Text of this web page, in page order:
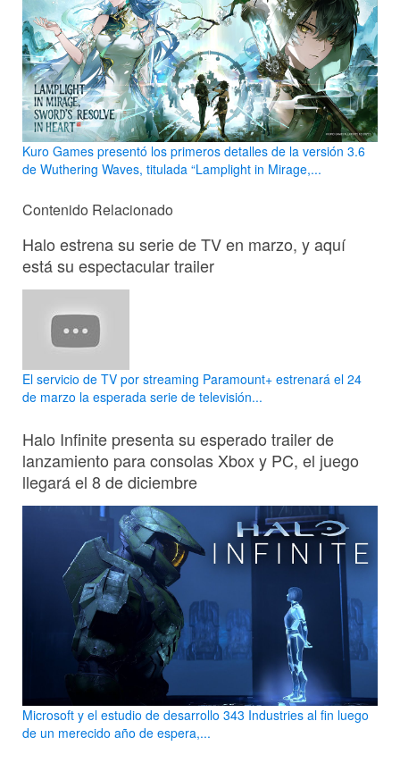
Kuro Games presentó los primeros detalles de la versión 3.6
de Wuthering Waves, titulada “Lamplight in Mirage,...
Contenido Relacionado
Halo estrena su serie de TV en marzo, y aquí
está su espectacular trailer
El servicio de TV por streaming Paramount+ estrenará el 24
de marzo la esperada serie de televisión...
Halo Infinite presenta su esperado trailer de
lanzamiento para consolas Xbox y PC, el juego
llegará el 8 de diciembre
Microsoft y el estudio de desarrollo 343 Industries al fin luego
de un merecido año de espera,...